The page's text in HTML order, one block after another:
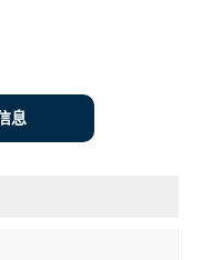
息